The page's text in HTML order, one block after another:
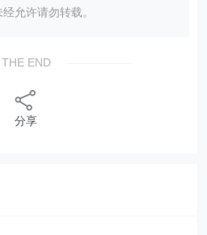
允许请勿转载。
THE END
分享